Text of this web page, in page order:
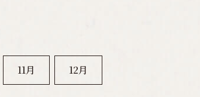
11月 12月